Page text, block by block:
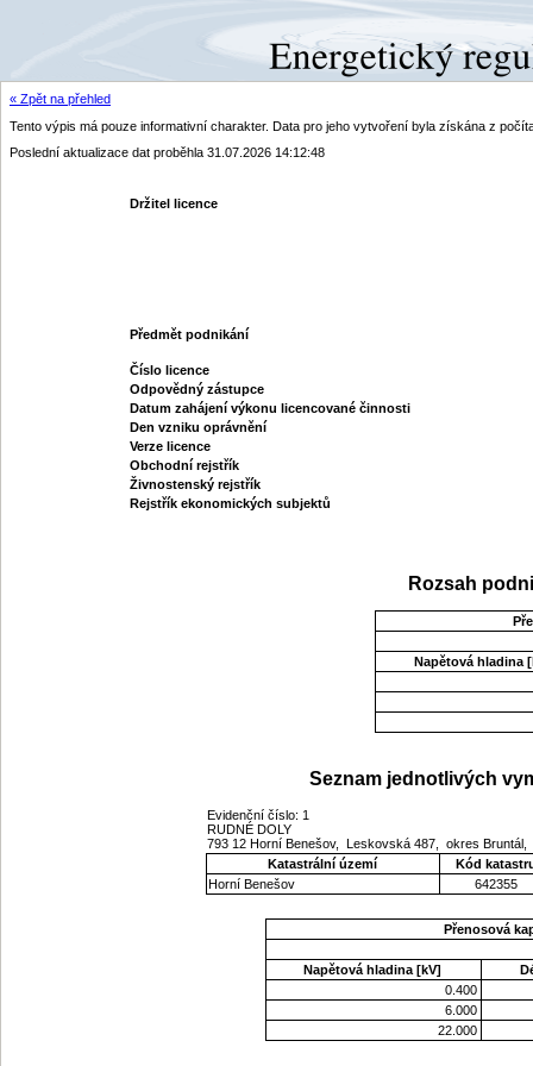
« Zpět na přehled
Tento výpis má pouze informativní charakter. Data pro jeho vytvoření byla získána z
Poslední aktualizace dat proběhla 31.07.2026 14:12:48
Držitel licence
Předmět podnikání
Číslo licence
Odpovědný zástupce
Datum zahájení výkonu licencované činnosti
Den vzniku oprávnění
Verze licence
Obchodní rejstřík
Živnostenský rejstřík
Rejstřík ekonomických subjektů
Rozsah
Napětová hladina
Seznam jednotlivých
Evidenční číslo: 1
RUDNÉ DOLY
793 12 Horní Benešov, Leskovská 487, okres
Katastrální území
Kód
Horní Benešov
642355
Přenosová
Napětová hladina [kV]
0.400
6.000
22.000